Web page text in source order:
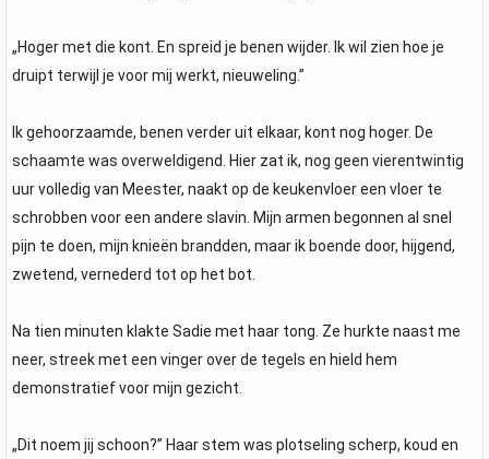
„Hoger met die kont. En spreid je benen wijder. Ik wil zien hoe je
druipt terwijl je voor mij werkt, nieuweling.”
Ik gehoorzaamde, benen verder uit elkaar, kont nog hoger. De
schaamte was overweldigend. Hier zat ik, nog geen vierentwintig
uur volledig van Meester, naakt op de keukenvloer een vloer te
schrobben voor een andere slavin. Mijn armen begonnen al snel
pijn te doen, mijn knieën brandden, maar ik boende door, hijgend,
zwetend, vernederd tot op het bot.
Na tien minuten klakte Sadie met haar tong. Ze hurkte naast me
neer, streek met een vinger over de tegels en hield hem
demonstratief voor mijn gezicht.
„Dit noem jij schoon?” Haar stem was plotseling scherp, koud en